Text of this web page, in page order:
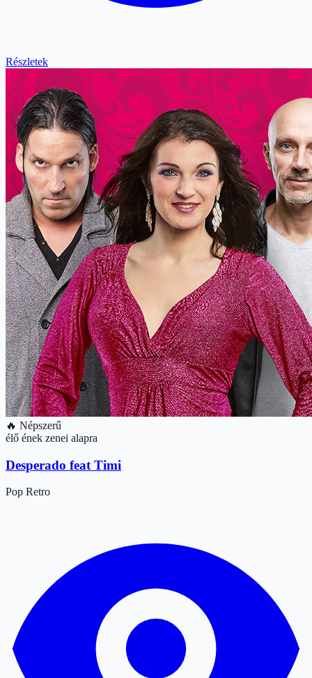
Részletek
🔥 Népszerű
élő ének zenei alapra
Desperado feat Timi
Pop Retro